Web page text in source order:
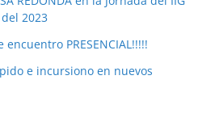
2023
PRESENCIAL!!!!!
e incursiono en nuevos